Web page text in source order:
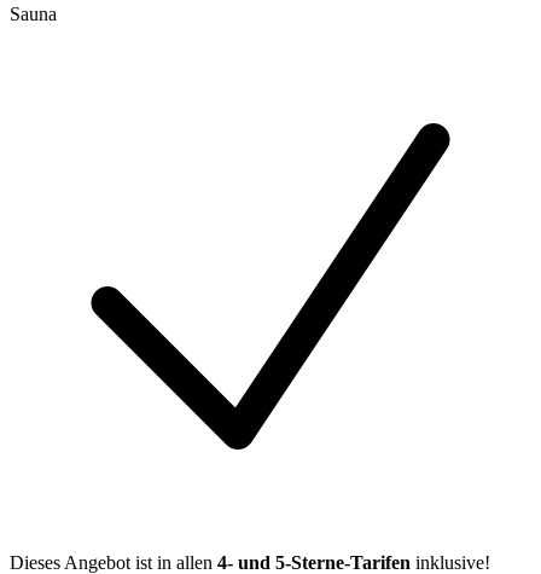
Sauna
Dieses Angebot ist in allen 4- und 5-Sterne-Tarifen inklusive!